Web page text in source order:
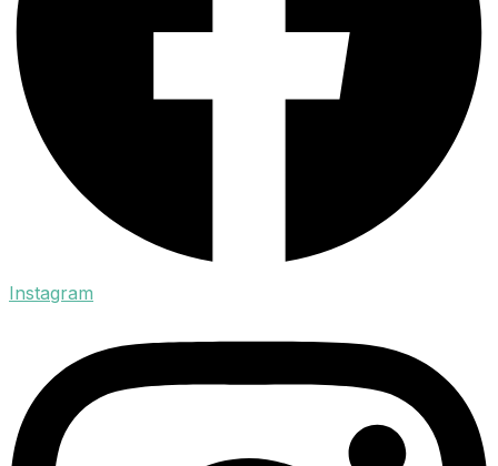
Instagram